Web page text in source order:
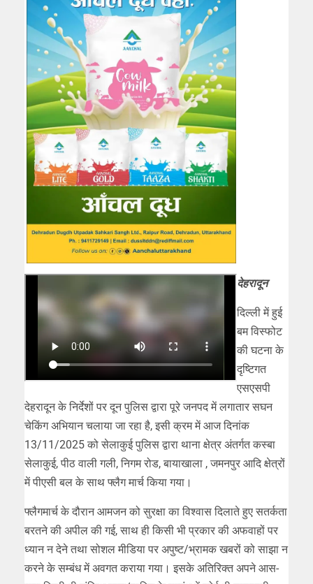
देहरादून
दिल्ली में हुई
बम विस्फोट
की घटना के
दृष्टिगत
एसएसपी
देहरादून के निर्देशों पर दून पुलिस द्वारा पूरे जनपद में लगातार सघन
चेकिंग अभियान चलाया जा रहा है, इसी क्रम में आज दिनांक
13/11/2025 को सेलाकुई पुलिस द्वारा थाना क्षेत्र अंतर्गत कस्बा
सेलाकुई, पीठ वाली गली, निगम रोड, बायाखाला , जमनपुर आदि क्षेत्रों
में पीएसी बल के साथ फ्लैग मार्च किया गया।
फ्लैगमार्च के दौरान आमजन को सुरक्षा का विश्वास दिलाते हुए सतर्कता
बरतने की अपील की गई, साथ ही किसी भी प्रकार की अफवाहों पर
ध्यान न देने तथा सोशल मीडिया पर अपुष्ट/भ्रामक खबरों को साझा न
करने के सम्बंध में अवगत कराया गया। इसके अतिरिक्त अपने आस-